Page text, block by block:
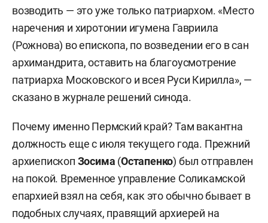
возводить — это уже только патриархом. «Место
наречения и хиротонии игумена Гавриила
(Рожнова) во епископа, по возведении его в сан
архимандрита, оставить на благоусмотрение
патриарха Московского и всея Руси Кирилла», —
сказано в журнале решений синода.
Почему именно Пермский край? Там вакантна
должность еще с июля текущего года. Прежний
архиепископ Зосима (Остапенко) был отправлен
на покой. Временное управление Соликамской
епархией взял на себя, как это обычно бывает в
подобных случаях, правящий архиерей на